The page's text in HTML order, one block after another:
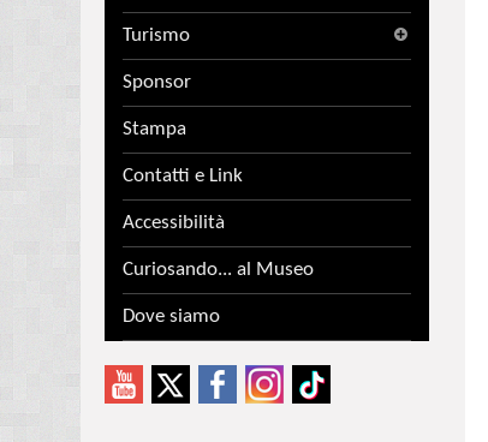
Turismo
Sponsor
Stampa
Contatti e Link
Accessibilità
Curiosando... al Museo
Dove siamo